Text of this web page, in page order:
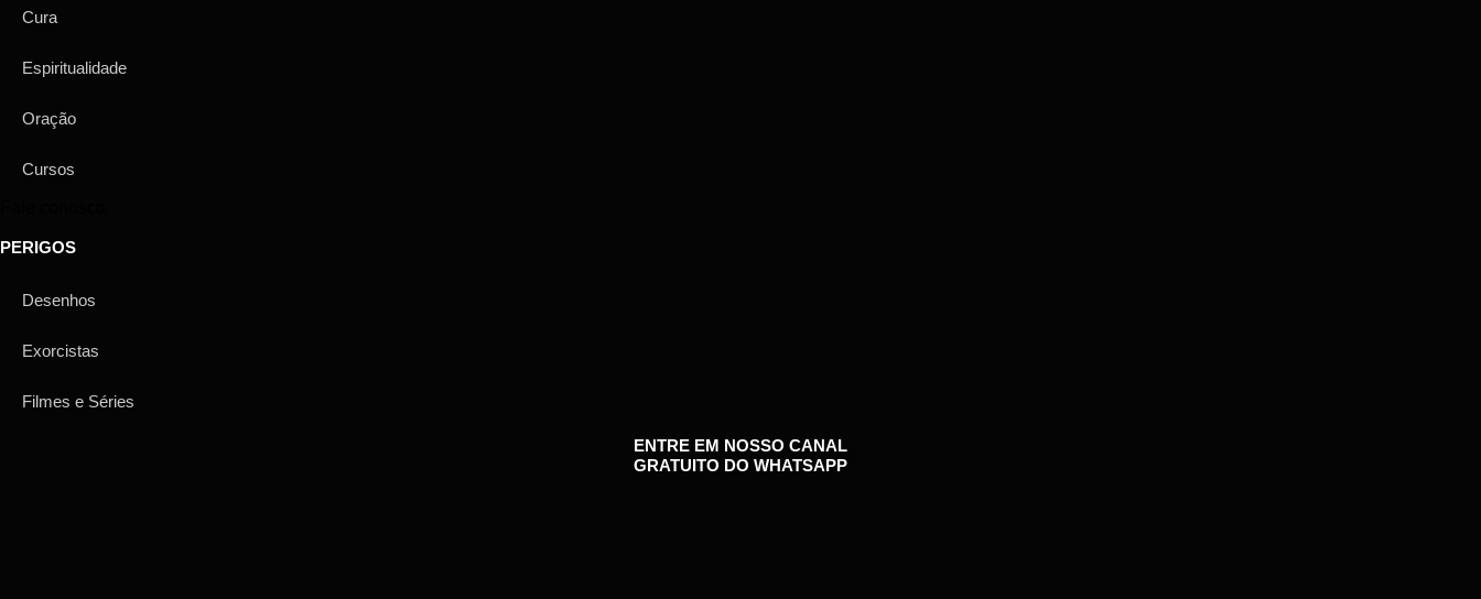
Cura
Espiritualidade
Oração
Cursos
PERIGOS
Desenhos
Exorcistas
Filmes e Séries
ENTRE EM NOSSO CANAL
GRATUITO DO WHATSAPP